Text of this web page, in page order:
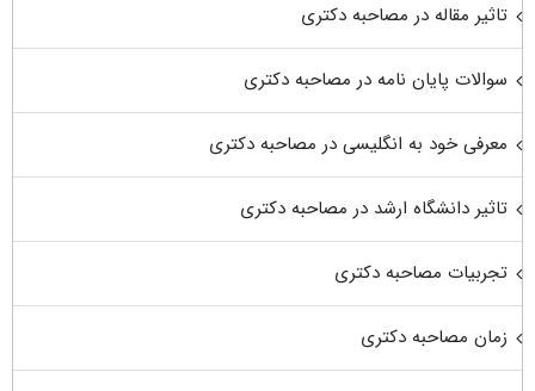
تاثیر مقاله در مصاحبه دکتری
سوالات پایان نامه در مصاحبه دکتری
معرفی خود به انگلیسی در مصاحبه دکتری
تاثیر دانشگاه ارشد در مصاحبه دکتری
تجربیات مصاحبه دکتری
زمان مصاحبه دکتری